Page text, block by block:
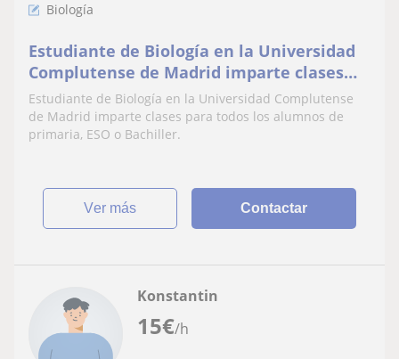
Biología
Estudiante de Biología en la Universidad
Complutense de Madrid imparte clases
para todos los alumnos de primaria, ESO o
Bachiller
Estudiante de Biología en la Universidad Complutense
de Madrid imparte clases para todos los alumnos de
primaria, ESO o Bachiller.
ver más Contactar
15€/h
Konstantin